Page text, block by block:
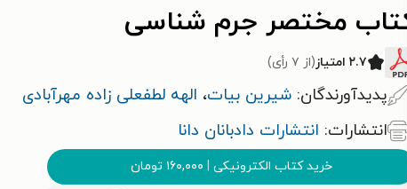
مختصر جرم شناسی
۲.۷ امتیاز (از ۷ رأی)
پدیدآورندگان: شیرین بیات، الهه لطفعلی زاده مهرآبادی
انتشارات: انتشارات دادبانان دانا
خرید کتاب الکترونیکی | ۱۶۰,۰۰۰ تومان